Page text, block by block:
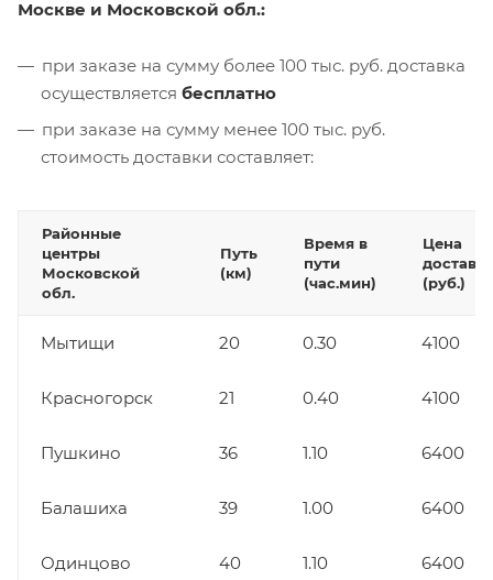
Москве и Московской обл.:
при заказе на сумму более 100 тыс. руб. доставка
осуществляется бесплатно
при заказе на сумму менее 100 тыс. руб.
стоимость доставки составляет:
Районные
центры
Московской
обл.
Путь
(км)
Время в
пути
(час.мин)
Цена
(руб.)
Мытищи 20 0.30 4100
Красногорск 21 0.40 4100
Пушкино 36 1.10 6400
Балашиха 39 1.00 6400
Одинцово 40 1.10 6400